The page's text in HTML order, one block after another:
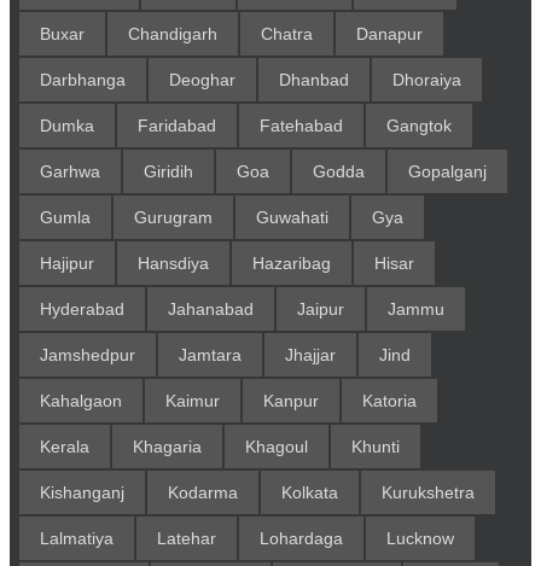
Buxar Chandigarh Chatra Danapur
Darbhanga Deoghar Dhanbad Dhoraiya
Dumka Faridabad Fatehabad Gangtok
Garhwa Giridih Goa Godda Gopalganj
Gumla Gurugram Guwahati Gya
Hajipur Hansdiya Hazaribag Hisar
Hyderabad Jahanabad Jaipur Jammu
Jamshedpur Jamtara Jhajjar Jind
Kahalgaon Kaimur Kanpur Katoria
Kerala Khagaria Khagoul Khunti
Kishanganj Kodarma Kolkata Kurukshetra
Lalmatiya Latehar Lohardaga Lucknow